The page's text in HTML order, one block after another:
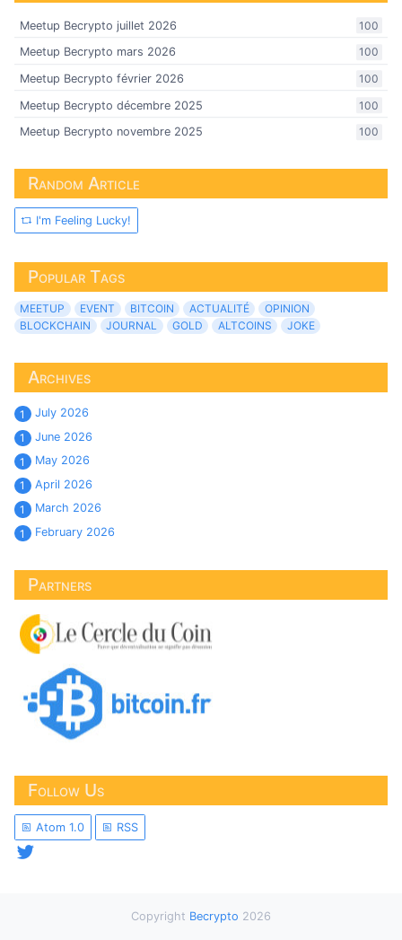
100
Meetup Becrypto juillet 2026
100
Meetup Becrypto mars 2026
100
Meetup Becrypto février 2026
100
Meetup Becrypto décembre 2025
100
Meetup Becrypto novembre 2025
Random Article
I'm Feeling Lucky!
Popular Tags
MEETUP EVENT BITCOIN ACTUALITÉ
OPINION
BLOCKCHAIN
JOURNAL GOLD ALTCOINS JOKE
Archives
1
July 2026
1
June 2026
1
May 2026
1
April 2026
1
March 2026
1
February 2026
Partners
Follow Us
Atom 1.0 RSS
Copyright Becrypto 2026